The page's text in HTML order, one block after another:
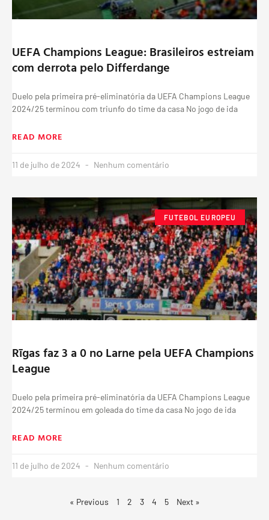
UEFA Champions League: Brasileiros estreiam
com derrota pelo Differdange
Duelo pela primeira pré-eliminatória da UEFA Champions League
2024/25 terminou com triunfo do time da casa No jogo de ida
READ MORE
11 de julho de 2024 Nenhum comentário
FUTEBOL EUROPEU
Rīgas faz 3 a 0 no Larne pela UEFA Champions
League
Duelo pela primeira pré-eliminatória da UEFA Champions League
2024/25 terminou em goleada do time da casa No jogo de ida
READ MORE
11 de julho de 2024 Nenhum comentário
« Previous 1 2 3 4 5 Next »